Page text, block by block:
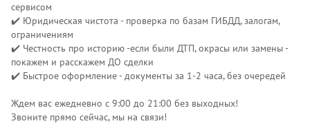
сервисом
✔️ Юридическая чистота - проверка по базам ГИБДД, залогам,
ограничениям
✔️ Честность про историю -если были ДТП, окрасы или замены -
покажем и расскажем ДО сделки
✔️ Быстрое оформление - документы за 1-2 часа, без очередей
Ждем вас ежедневно с 9:00 до 21:00 без выходных!
Звоните прямо сейчас, мы на связи!